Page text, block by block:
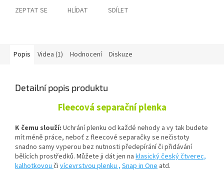
ZEPTAT SE HLÍDAT SDÍLET
Popis Videa (1) Hodnocení Diskuze
Detailní popis produktu
Fleecová separační plenka
K čemu slouží: Uchrání plenku od každé nehody a vy tak budete
mít méně práce, neboť z fleecové separačky se nečistoty
snadno samy vyperou bez nutnosti předepírání či přidávání
bělících prostředků. Můžete ji dát jen na klasický český čtverec,
kalhotkovouči vícevrstvou plenku , Snap in One atd.